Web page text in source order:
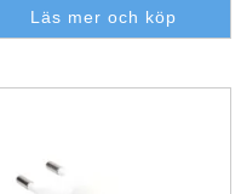
Läs mer och köp